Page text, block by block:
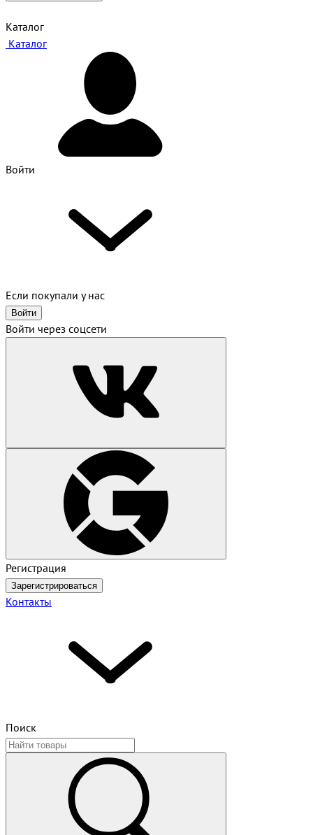
Каталог
Каталог
Войти
Если покупали у нас
Войти
Войти через соцсети
Регистрация
Зарегистрироваться
Контакты
Поиск